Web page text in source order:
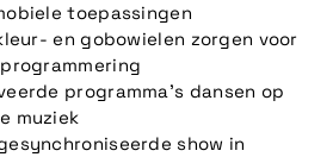
toepassingen
en gobowielen zorgen voor
programma's dansen op
muziek
show in